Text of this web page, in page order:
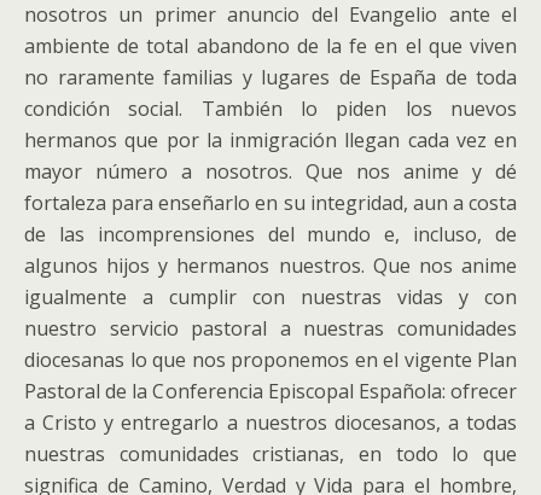
nosotros un primer anuncio del Evangelio ante el
ambiente de total abandono de la fe en el que viven
no raramente familias y lugares de España de toda
condición social. También lo piden los nuevos
hermanos que por la inmigración llegan cada vez en
mayor número a nosotros. Que nos anime y dé
fortaleza para enseñarlo en su integridad, aun a costa
de las incomprensiones del mundo e, incluso, de
algunos hijos y hermanos nuestros. Que nos anime
igualmente a cumplir con nuestras vidas y con
nuestro servicio pastoral a nuestras comunidades
diocesanas lo que nos proponemos en el vigente Plan
Pastoral de la Conferencia Episcopal Española: ofrecer
a Cristo y entregarlo a nuestros diocesanos, a todas
nuestras comunidades cristianas, en todo lo que
significa de Camino, Verdad y Vida para el hombre,